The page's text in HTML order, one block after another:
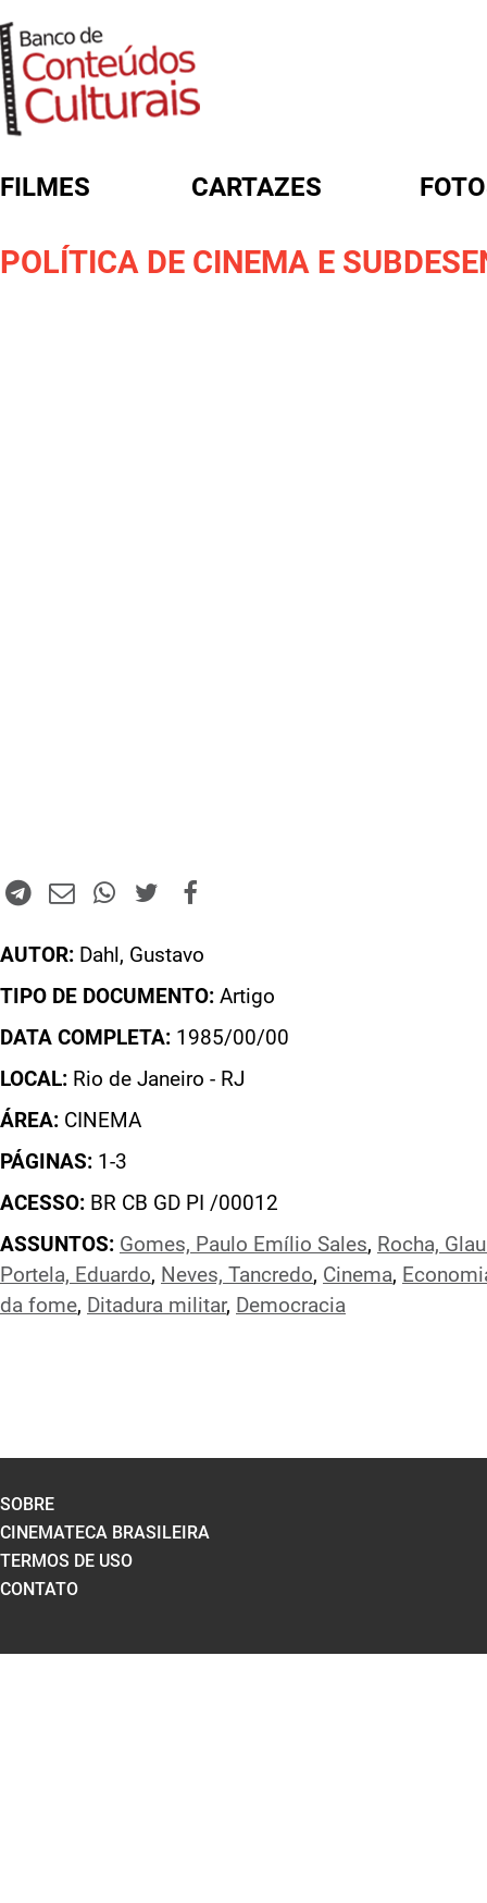
FILMES CARTAZES
POLÍTICA DE CINEMA E
AUTOR: Dahl, Gustavo
TIPO DE DOCUMENTO: Artigo
DATA COMPLETA: 1985/00/00
LOCAL: Rio de Janeiro - RJ
ÁREA: CINEMA
PÁGINAS: 1-3
ACESSO: BR CB GD PI /00012
ASSUNTOS: Gomes, Paulo Emílio Sales, Rocha,
Portela, Eduardo, Neves, Tancredo, Cinema,
da fome, Ditadura militar, Democracia
FORMULÁRIO DE BUSCA
SOBRE
CINEMATECA BRASILEIRA
TERMOS DE USO
CONTATO